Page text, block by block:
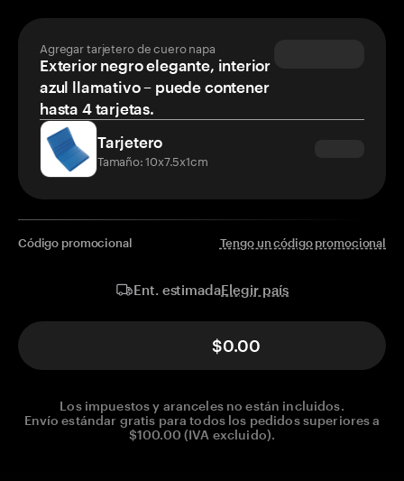
Agregar tarjetero de cuero napa
Exterior negro elegante, interior
azul llamativo – puede contener
hasta 4 tarjetas.
Tarjetero
Tamaño: 10x7.5x1cm
Código promocional Tengo un código promocional
Ent. estimadaElegir país
$0.00
Los impuestos y aranceles no están incluidos.
Envío estándar gratis para todos los pedidos superiores a
$100.00 (IVA excluido).